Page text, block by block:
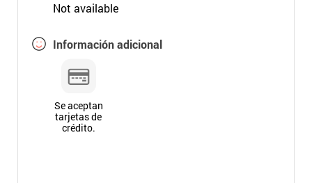
Not available
Información adicional
Se aceptan
tarjetas de
crédito.